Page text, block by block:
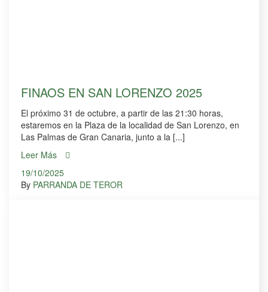
FINAOS EN SAN LORENZO 2025
El próximo 31 de octubre, a partir de las 21:30 horas,
estaremos en la Plaza de la localidad de San Lorenzo, en
Las Palmas de Gran Canaria, junto a la [...]
Leer Más
19/10/2025
By PARRANDA DE TEROR